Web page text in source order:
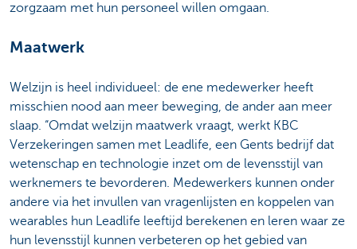
zorgzaam met hun personeel willen omgaan.
Maatwerk
Welzijn is heel individueel: de ene medewerker heeft
misschien nood aan meer beweging, de ander aan meer
slaap. “Omdat welzijn maatwerk vraagt, werkt KBC
Verzekeringen samen met Leadlife, een Gents bedrijf dat
wetenschap en technologie inzet om de levensstijl van
werknemers te bevorderen. Medewerkers kunnen onder
andere via het invullen van vragenlijsten en koppelen van
wearables hun Leadlife leeftijd berekenen en leren waar ze
hun levensstijl kunnen verbeteren op het gebied van